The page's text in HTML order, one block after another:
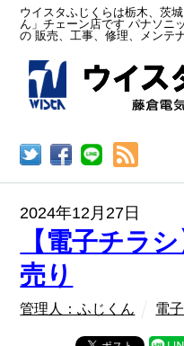
ウイスタふじくらは栃木、茨
ん」チェーン店です パナソニ
の 販売、工事、修理、メンテ
2024年12月27日
【電子チラ
売り
管理人：ふじくん 電